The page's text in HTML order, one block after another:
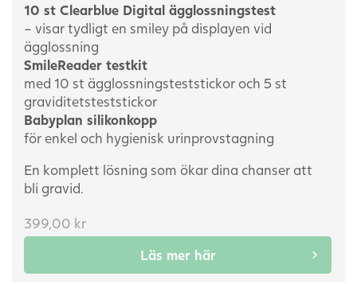
10 st Clearblue Digital ägglossningstest
– visar tydligt en smiley på displayen vid
ägglossning
SmileReader testkit
med 10 st ägglossningsteststickor och 5 st
graviditetsteststickor
Babyplan silikonkopp
för enkel och hygienisk urinprovstagning
En komplett lösning som ökar dina chanser att
bli gravid.
399,00 kr
Läs mer här